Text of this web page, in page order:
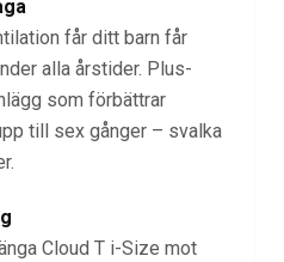
får ditt barn får
alla årstider. Plus-
som förbättrar
till sex gånger – svalka
Cloud T i-Size mot